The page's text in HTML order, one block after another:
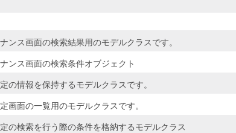
ンス画面の検索結果用のモデルクラスです。
ンス画面の検索条件オブジェクト
の情報を保持するモデルクラスです。
画面の一覧用のモデルクラスです。
の検索を行う際の条件を格納するモデルクラス